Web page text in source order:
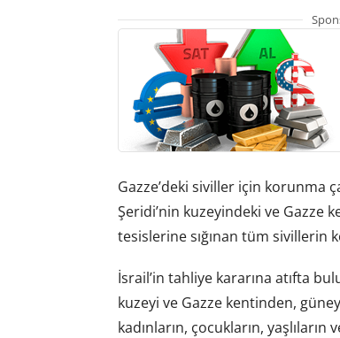
Gazze’deki siviller için korunma
Şeridi’nin kuzeyindeki ve Gazze
tesislerine sığınan tüm sivillerin
İsrail’in tahliye kararına atıfta
kuzeyi ve Gazze kentinden,
kadınların, çocukların,